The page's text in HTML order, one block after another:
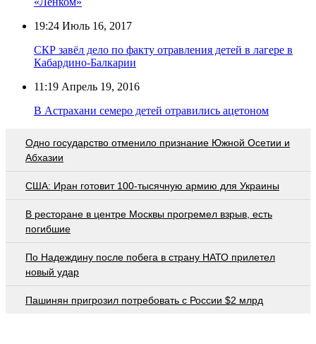
19:24 Июль 16, 2017
СКР завёл дело по факту отравления детей в лагере в
Кабардино-Балкарии
11:19 Апрель 19, 2016
В Астрахани семеро детей отравились ацетоном
Одно государство отменило признание Южной Осетии и
Абхазии
США: Иран готовит 100-тысячную армию для Украины
В ресторане в центре Москвы прогремел взрыв, есть
погибшие
По Надеждину после побега в страну НАТО прилетел
новый удар
Пашинян пригрозил потребовать c России $2 млрд